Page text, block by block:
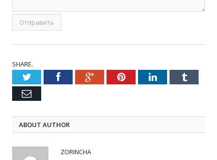
SHARE.
TwitterFacebookGoogle+PinterestLinkedInTumblr
Email
ABOUT AUTHOR
ZORINCHA